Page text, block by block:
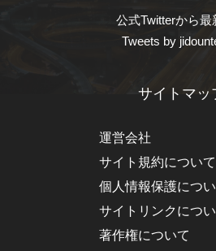
公式Twitterから最
Tweets by
サイトマッ
運営会社
サイト規約について
個人情報保護につ
サイトリンクにつ
著作権について